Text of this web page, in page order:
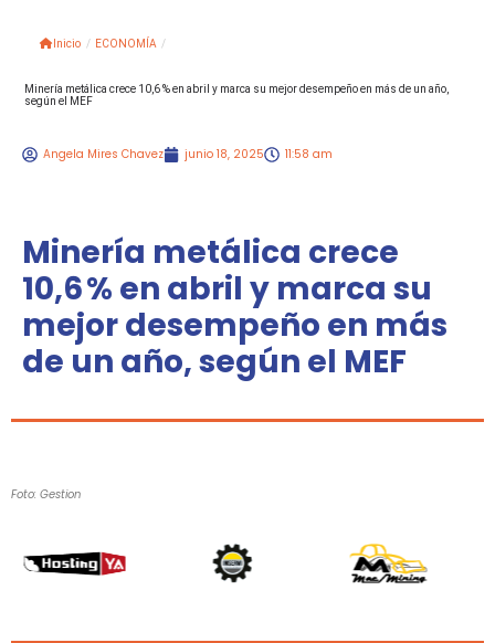
Inicio / ECONOMÍA /
Minería metálica crece 10,6 % en abril y marca su mejor desempeño en más de un año,
según el MEF
Angela Mires Chavez junio 18, 2025 11:58 am
Minería metálica crece
10,6 % en abril y marca su
mejor desempeño en más
de un año, según el MEF
Foto: Gestion